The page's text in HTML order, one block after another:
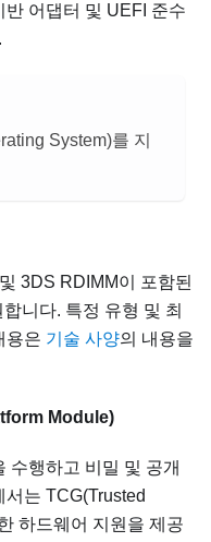
반 어댑터 및 UEFI 준수
System)를 지
3DS RDIMM이 포함된
니다. 특정 유형 및 최
용은 기술 사양의 내용을
Module)
수행하고 비밀 및 공개
서는 TCG(Trusted
하드웨어 지원을 제공